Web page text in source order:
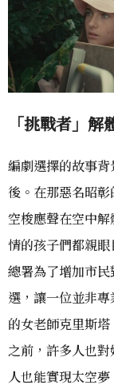
「挑戰者」
編劇選擇的故事
後。在那惡名昭
空梭應聲在空中
情的孩子們都親
總署為了增加市
選，讓一位並非
的女老師克里斯
之前，許多人也
人也能實現太空夢